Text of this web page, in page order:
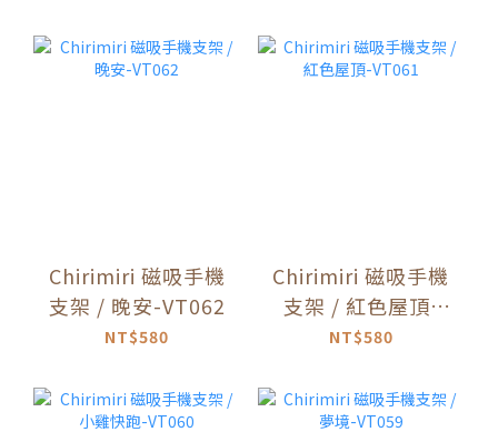
Chirimiri 磁吸手機
支架 / 晚安-VT062
NT$580
Chirimiri 磁吸手機
支架 / 紅色屋頂-
VT061
NT$580